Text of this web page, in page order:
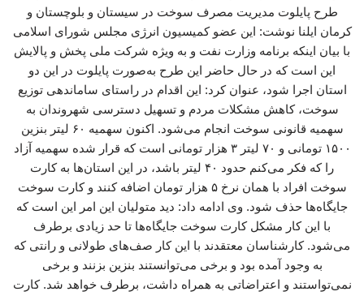
طرح پایلوت مدیریت مصرف سوخت در سیستان و بلوچستان و
کرمان ایلنا نوشت: این عضو کمیسیون انرژی مجلس شورای اسلامی
با بیان اینکه برنامه وزارت نفت و به ویژه شرکت ملی پخش و پالایش
این است که در حال حاضر این طرح به‌صورت پایلوت در این دو
استان اجرا شود، عنوان کرد: این اقدام در راستای ساماندهی توزیع
سوخت، کاهش مشکلات مردم و تسهیل دسترسی شهروندان به
سهمیه قانونی سوخت انجام می‌شود. اکنون سهمیه ۶۰ لیتر بنزین
۱۵۰۰ تومانی و ۷۰ لیتر ۳ هزار تومانی است که قرار شده سهمیه آزاد
را که فکر می‌کنم حدود ۴۰ لیتر باشد، در این استان‌ها به کارت
سوخت افراد با همان نرخ ۵ هزار تومان اضافه کنند و کارت سوخت
جایگاه‌ها حذف شود. وی ادامه داد: دید متولیان این امر این است که
با این کار مشکل کارت سوخت جایگاه‌ها تا حد زیادی برطرف
می‌شود. کارشناسان معتقدند با این کار صف‌های طولانی و رانتی که
به وجود آمده بود و برخی می‌توانستند بنزین بزنند و برخی
نمی‌تواستند و اعتراضاتی به همراه داشت، برطرف خواهد شد. کارت